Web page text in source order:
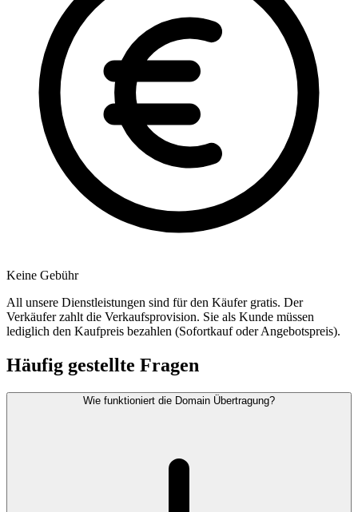
Keine Gebühr
All unsere Dienstleistungen sind für den Käufer gratis. Der
Verkäufer zahlt die Verkaufsprovision. Sie als Kunde müssen
lediglich den Kaufpreis bezahlen (Sofortkauf oder Angebotspreis).
Häufig gestellte Fragen
Wie funktioniert die Domain Übertragung?